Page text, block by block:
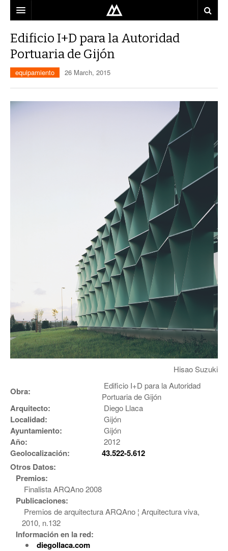
LOCALIZACIÓN
MAPA
Edificio I+D para la Autoridad
Portuaria de Gijón
equipamiento 26 March, 2015
Hisao Suzuki
Obra:
Edificio I+D para la Autoridad
Portuaria de Gijón
Arquitecto: Diego Llaca
Localidad: Gijón
Ayuntamiento: Gijón
Año: 2012
Geolocalización:
43.522-5.612
Otros Datos:
Premios:
Finalista ARQAno 2008
Publicaciones:
Premios de arquitectura ARQAno ¦ Arquitectura viva,
2010, n.132
Información en la red:
diegollaca.com